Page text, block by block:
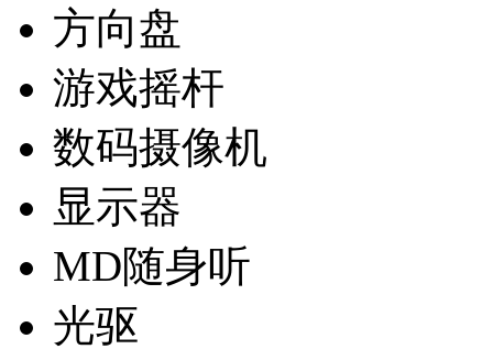
方向盘
游戏摇杆
数码摄像机
显示器
MD随身听
光驱